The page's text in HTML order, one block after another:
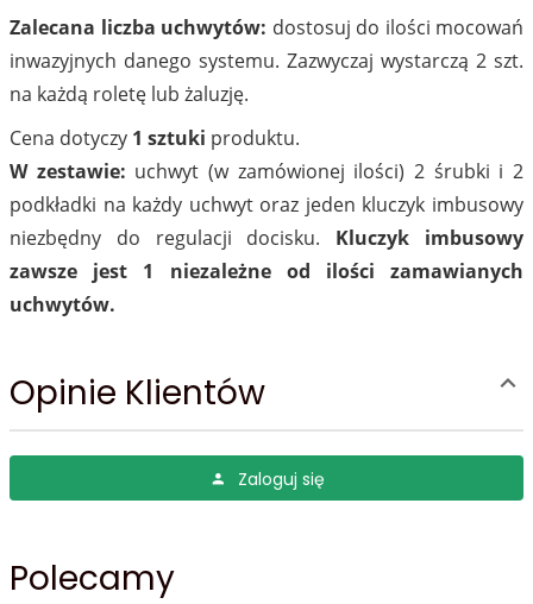
Zalecana liczba uchwytów: dostosuj do ilości mocowań
inwazyjnych danego systemu. Zazwyczaj wystarczą 2 szt.
na każdą roletę lub żaluzję.
Cena dotyczy 1 sztuki produktu.
W zestawie: uchwyt (w zamówionej ilości) 2 śrubki i 2
podkładki na każdy uchwyt oraz jeden kluczyk imbusowy
niezbędny do regulacji docisku. Kluczyk imbusowy
zawsze jest 1 niezależne od ilości zamawianych
uchwytów.
Opinie Klientów
Zaloguj się
Polecamy